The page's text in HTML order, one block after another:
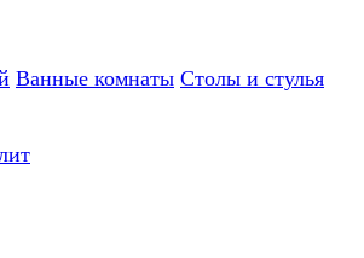
Ванные комнаты Столы и стулья